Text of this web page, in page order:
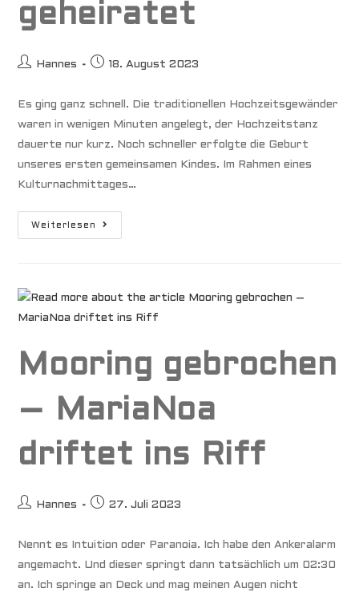
geheiratet
Beitrags-
Hannes
Beitrag
18. August 2023
Es ging ganz schnell. Die traditionellen Hochzeitsgewänder
waren in wenigen Minuten angelegt, der Hochzeitstanz
dauerte nur kurz. Noch schneller erfolgte die Geburt
unseres ersten gemeinsamen Kindes. Im Rahmen eines
Kulturnachmittages…
Weiterlesen
Wir
Mooring gebrochen
– MariaNoa
driftet ins Riff
Beitrags-
Hannes
Beitrag27. Juli 2023
Nennt es Intuition oder Paranoia. Ich habe den Ankeralarm
angemacht. Und dieser springt dann tatsächlich um 02:30
an. Ich springe an Deck und mag meinen Augen nicht